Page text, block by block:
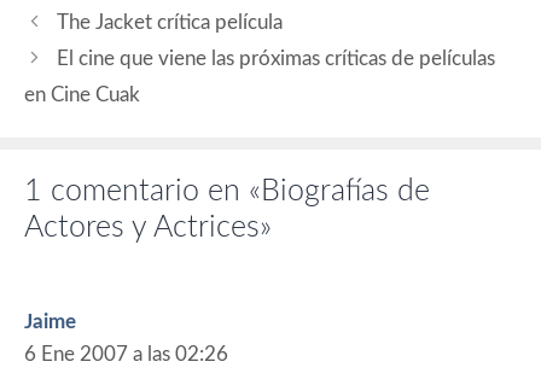
The Jacket crítica película
El cine que viene las próximas críticas de películas
en Cine Cuak
1 comentario en «Biografías de
Actores y Actrices»
Jaime
6 Ene 2007 a las 02:26